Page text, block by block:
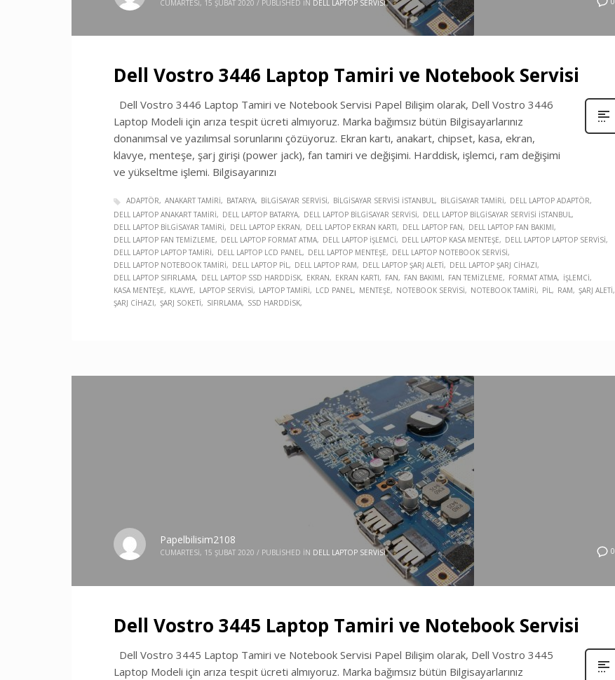
CUMARTESI, 15 ŞUBAT 2020 / PUBLISHED IN DELL LAPTOP SERVISI
Dell Vostro 3446 Laptop Tamiri ve Notebook Servisi
Dell Vostro 3446 Laptop Tamiri ve Notebook Servisi Papel Bilişim olarak, Dell Vostro 3446
Laptop Modeli için arıza tespit ücreti almıyoruz. Marka bağımsız bütün Bilgisayarlarınız
donanımsal ve yazılımsal sorunlarını çözüyoruz. Ekran kartı, anakart, chipset, kasa, ekran,
klavye, menteşe, şarj girişi (power jack), fan tamiri ve değişimi. Harddisk, işlemci, ram değişimi
ve yükseltme işlemi. Bilgisayarınızı
ADAPTÖR ANAKART TAMIRI BATARYA BILGISAYAR SERVISI BILGISAYAR SERVISI İSTANBUL BILGISAYAR TAMIRI
DELL LAPTOP ADAPTÖR
DELL LAPTOP ANAKART TAMIRI
DELL LAPTOP BATARYA DELL LAPTOP BILGISAYAR SERVISI
DELL LAPTOP BILGISAYAR SERVISI İSTANBUL
DELL LAPTOP BILGISAYAR TAMIRI
DELL LAPTOP EKRAN DELL LAPTOP EKRAN KARTI DELL LAPTOP FAN
DELL LAPTOP FAN BAKIMI
DELL LAPTOP FAN TEMIZLEME
DELL LAPTOP FORMAT ATMA DELL LAPTOP İŞLEMCI DELL LAPTOP KASA MENTEŞE
DELL LAPTOP LAPTOP SERVISI
DELL LAPTOP LAPTOP TAMIRI
DELL LAPTOP LCD PANEL DELL LAPTOP MENTEŞE
DELL LAPTOP NOTEBOOK SERVISI
DELL LAPTOP NOTEBOOK TAMIRI
DELL LAPTOP PIL DELL LAPTOP RAM DELL LAPTOP ŞARJ ALETI
DELL LAPTOP ŞARJ CIHAZI
DELL LAPTOP SIFIRLAMA
DELL LAPTOP SSD HARDDISK EKRAN EKRAN KARTI FAN FAN BAKIMI FAN TEMIZLEME FORMAT ATMA
İŞLEMCI
KASA MENTEŞE
KLAVYE LAPTOP SERVISI LAPTOP TAMIRI LCD PANEL MENTEŞE NOTEBOOK SERVISI NOTEBOOK TAMIRI PIL RAM
ŞARJ ALETI
ŞARJ CIHAZI
ŞARJ SOKETI SIFIRLAMA SSD HARDDISK
0
Papelbilisim2108
CUMARTESI, 15 ŞUBAT 2020 / PUBLISHED IN DELL LAPTOP SERVISI
Dell Vostro 3445 Laptop Tamiri ve Notebook Servisi
Dell Vostro 3445 Laptop Tamiri ve Notebook Servisi Papel Bilişim olarak, Dell Vostro 3445
Laptop Modeli için arıza tespit ücreti almıyoruz. Marka bağımsız bütün Bilgisayarlarınız